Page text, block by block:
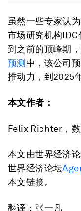
虽然一些专家认
市场研究机构IDC
到之前的顶峰期
预测中，该公司
推动力，到2025
本文作者：
Felix Richter，
本文由世界经济
世界经济论坛
本文链接。
翻译：张一凡